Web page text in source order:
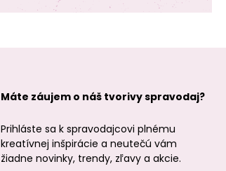
Jednorožcová
Máte záujem o náš tvorivy spravodaj?
Prihláste sa k spravodajcovi plnému
kreatívnej inšpirácie a neutečú vám
žiadne novinky, trendy, zľavy a akcie.